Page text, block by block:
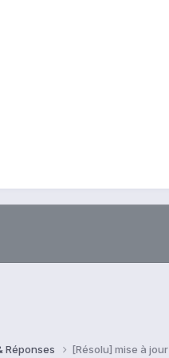
Réponses [Résolu] mise à jour